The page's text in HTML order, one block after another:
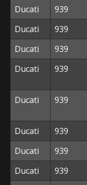
Ducati
939
Ducati
939
Ducati
939
Ducati
939
Ducati 939
Ducati 939
Ducati
939
Ducati
939